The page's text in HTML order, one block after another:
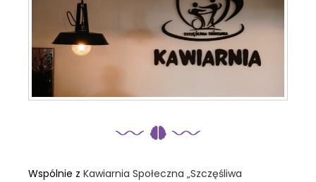
Wspólnie z Kawiarnia Społeczna „Szczęśliwa